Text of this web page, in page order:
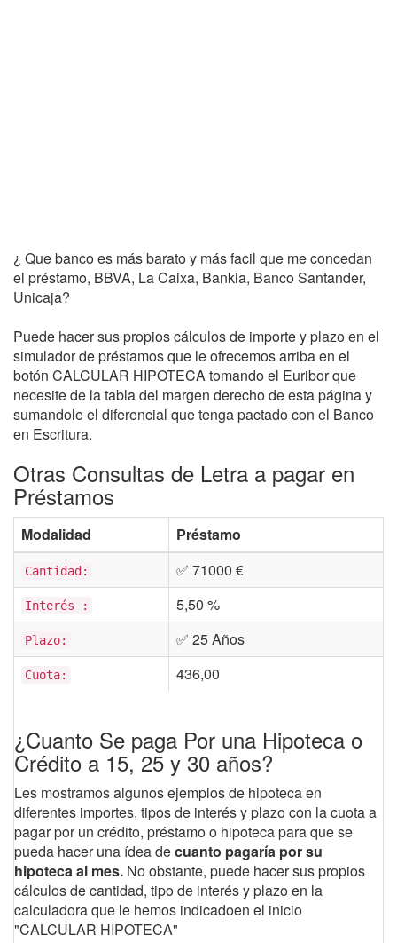
¿ Que banco es más barato y más facil que me concedan
el préstamo, BBVA, La Caixa, Bankia, Banco Santander,
Unicaja?
Puede hacer sus propios cálculos de importe y plazo en el
simulador de préstamos que le ofrecemos arriba en el
botón CALCULAR HIPOTECA tomando el Euribor que
necesite de la tabla del margen derecho de esta página y
sumandole el diferencial que tenga pactado con el Banco
en Escritura.
Otras Consultas de Letra a pagar en
Préstamos
Modalidad Préstamo
Cantidad: ✅ 71000 €
Interés : 5,50 %
Plazo: ✅ 25 Años
Cuota: 436,00
¿Cuanto Se paga Por una Hipoteca o
Crédito a 15, 25 y 30 años?
Les mostramos algunos ejemplos de hipoteca en
diferentes importes, tipos de interés y plazo con la cuota a
pagar por un crédito, préstamo o hipoteca para que se
pueda hacer una ídea decuanto pagaría por su
hipoteca al mes. No obstante, puede hacer sus propios
cálculos de cantidad, tipo de interés y plazo en la
calculadora que le hemos indicadoen el inicio
"CALCULAR HIPOTECA"